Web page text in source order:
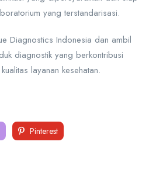
yang terstandarisasi.
Diagnostics Indonesia dan ambil
diagnostik yang berkontribusi
layanan kesehatan.
Pinterest